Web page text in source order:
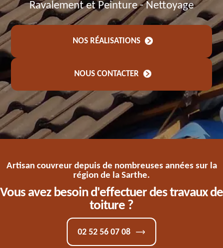
Ravalement et Peinture - Nettoyage
NOS RÉALISATIONS
NOUS CONTACTER
Artisan couvreur depuis de nombreuses années sur la
région de la Sarthe.
Vous avez besoin d'effectuer des travaux de
toiture ?
02 52 56 07 08